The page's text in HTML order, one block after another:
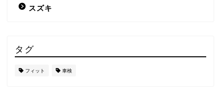
スズキ
タグ
フィット 車検